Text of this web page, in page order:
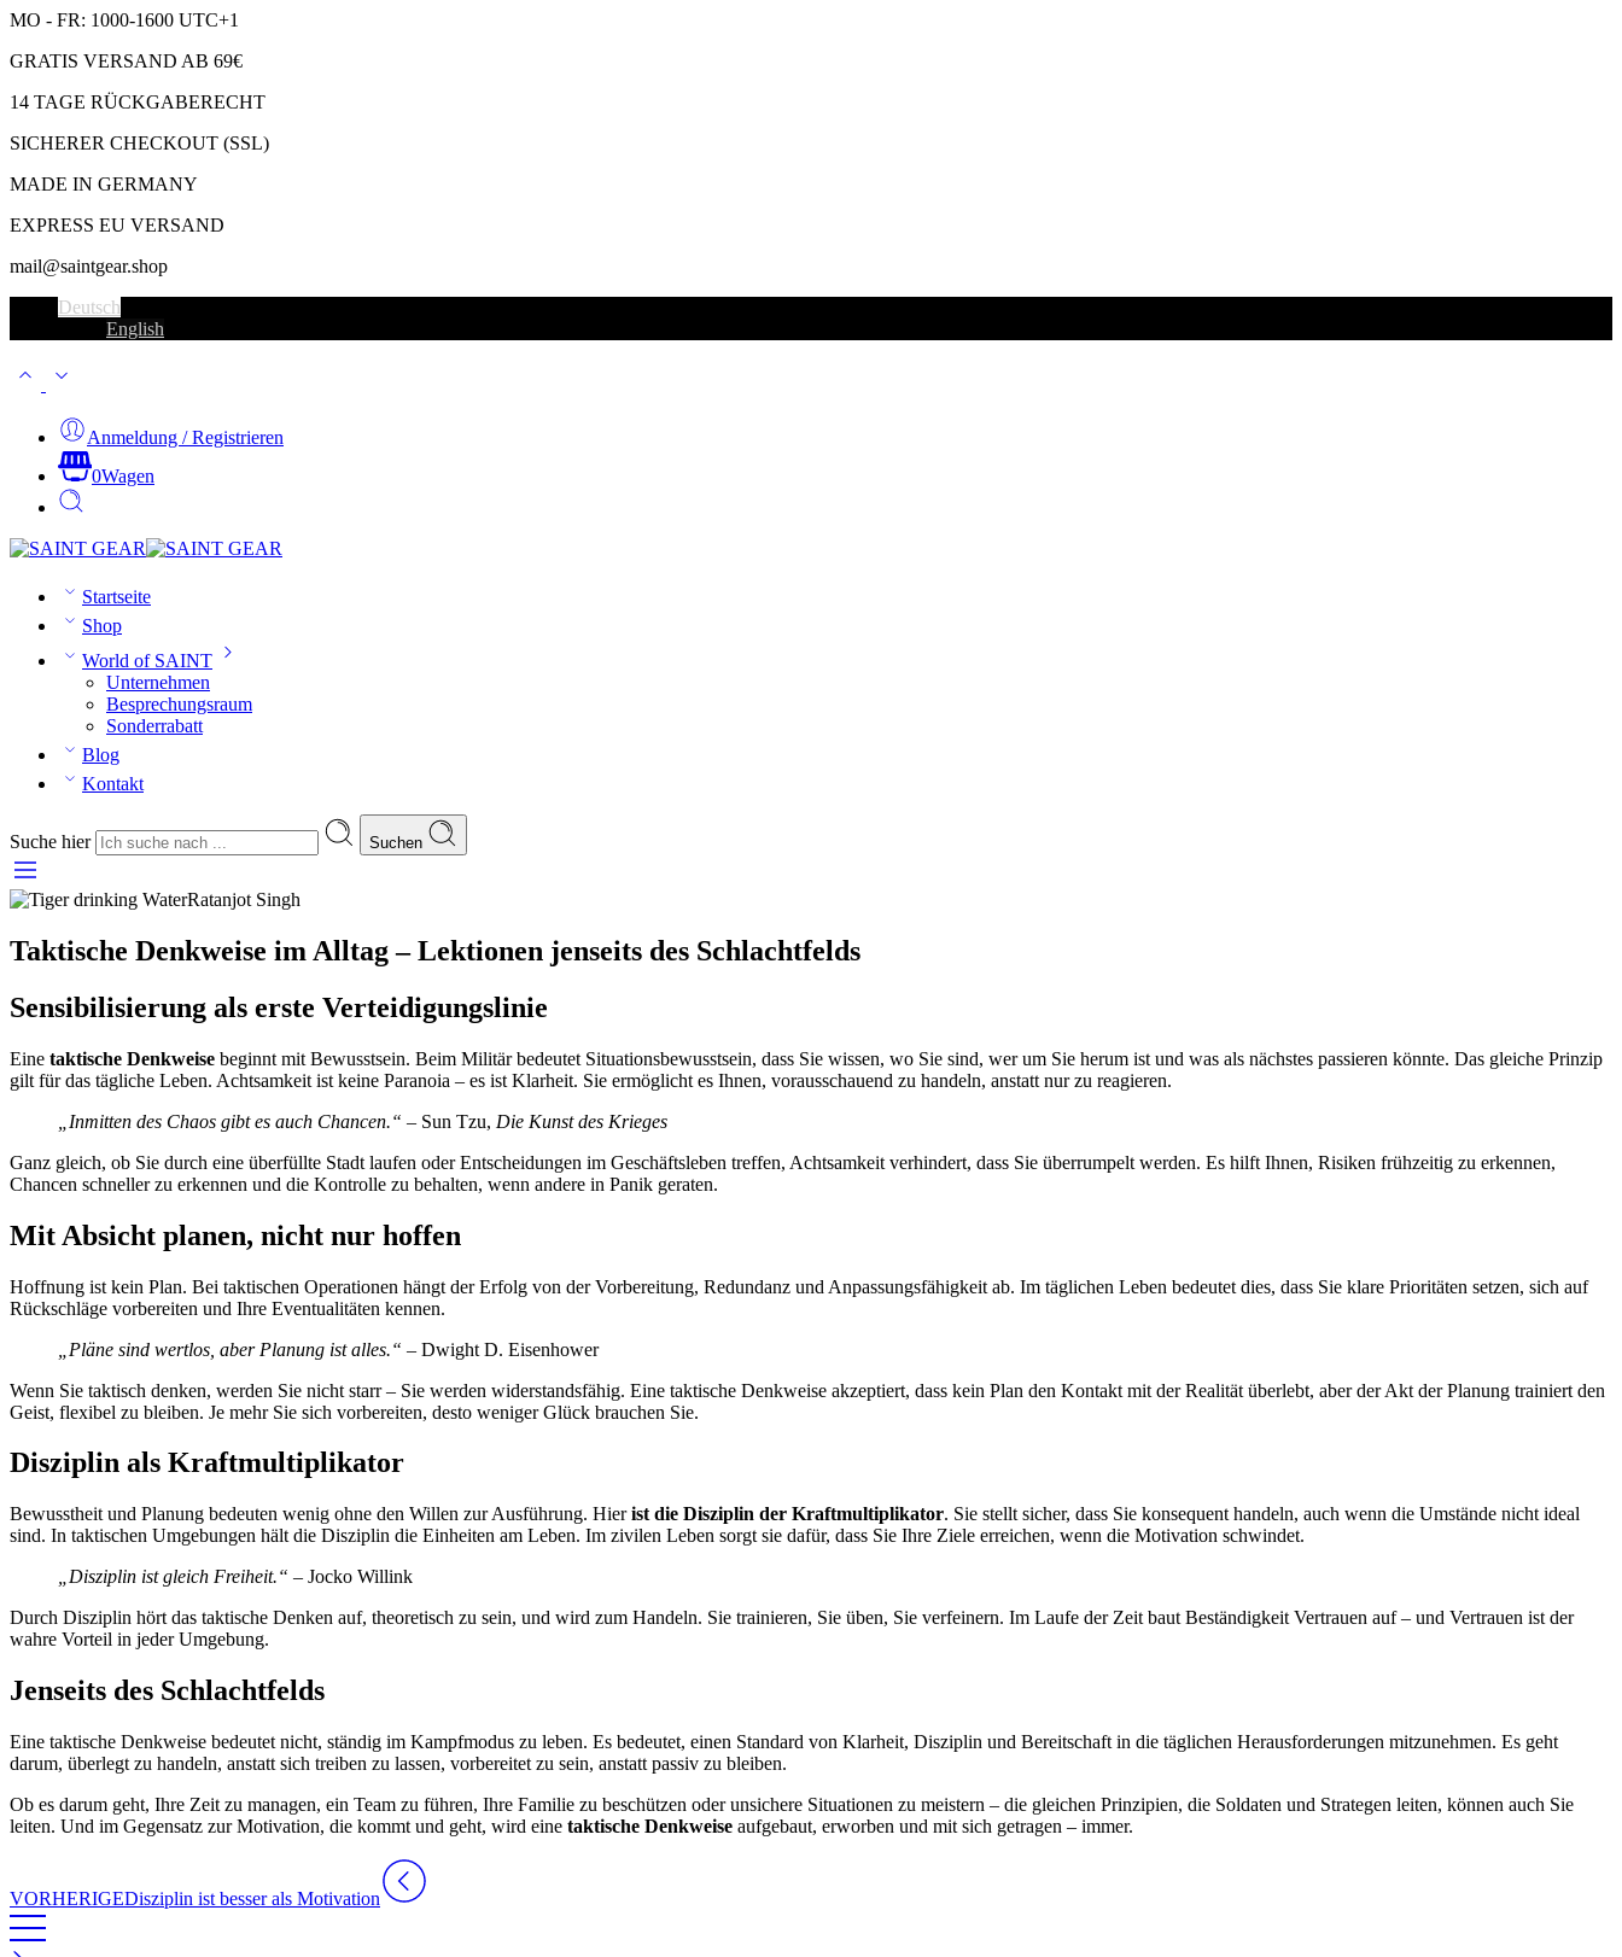
MO - FR: 1000-1600 UTC+1
GRATIS VERSAND AB 69€
14 TAGE RÜCKGABERECHT
SICHERER CHECKOUT (SSL)
MADE IN GERMANY
EXPRESS EU VERSAND
mail@saintgear.shop
Deutsch
English
Anmeldung / Registrieren
0Wagen
Startseite
Shop
World of SAINT
Unternehmen
Besprechungsraum
Sonderrabatt
Blog
Kontakt
Suche hier Suchen
Ratanjot Singh
Taktische Denkweise im Alltag – Lektionen jenseits des Schlachtfelds
Sensibilisierung als erste Verteidigungslinie
Eine taktische Denkweise beginnt mit Bewusstsein. Beim Militär bedeutet Situationsbewusstsein, dass Sie wissen, wo Sie sind, wer um Sie herum ist und was als nächstes passieren könnte. Das gleiche Prinzip
gilt für das tägliche Leben. Achtsamkeit ist keine Paranoia – es ist Klarheit. Sie ermöglicht es Ihnen, vorausschauend zu handeln, anstatt nur zu reagieren.
„Inmitten des Chaos gibt es auch Chancen.“ – Sun Tzu, Die Kunst des Krieges
Ganz gleich, ob Sie durch eine überfüllte Stadt laufen oder Entscheidungen im Geschäftsleben treffen, Achtsamkeit verhindert, dass Sie überrumpelt werden. Es hilft Ihnen, Risiken frühzeitig zu erkennen,
Chancen schneller zu erkennen und die Kontrolle zu behalten, wenn andere in Panik geraten.
Mit Absicht planen, nicht nur hoffen
Hoffnung ist kein Plan. Bei taktischen Operationen hängt der Erfolg von der Vorbereitung, Redundanz und Anpassungsfähigkeit ab. Im täglichen Leben bedeutet dies, dass Sie klare Prioritäten setzen, sich auf
Rückschläge vorbereiten und Ihre Eventualitäten kennen.
„Pläne sind wertlos, aber Planung ist alles.“ – Dwight D. Eisenhower
Wenn Sie taktisch denken, werden Sie nicht starr – Sie werden widerstandsfähig. Eine taktische Denkweise akzeptiert, dass kein Plan den Kontakt mit der Realität überlebt, aber der Akt der Planung trainiert den
Geist, flexibel zu bleiben. Je mehr Sie sich vorbereiten, desto weniger Glück brauchen Sie.
Disziplin als Kraftmultiplikator
Bewusstheit und Planung bedeuten wenig ohne den Willen zur Ausführung. Hierist die Disziplin der Kraftmultiplikator. Sie stellt sicher, dass Sie konsequent handeln, auch wenn die Umstände nicht ideal
sind. In taktischen Umgebungen hält die Disziplin die Einheiten am Leben. Im zivilen Leben sorgt sie dafür, dass Sie Ihre Ziele erreichen, wenn die Motivation schwindet.
„Disziplin ist gleich Freiheit.“ – Jocko Willink
Durch Disziplin hört das taktische Denken auf, theoretisch zu sein, und wird zum Handeln. Sie trainieren, Sie üben, Sie verfeinern. Im Laufe der Zeit baut Beständigkeit Vertrauen auf – und Vertrauen ist der
wahre Vorteil in jeder Umgebung.
Jenseits des Schlachtfelds
Eine taktische Denkweise bedeutet nicht, ständig im Kampfmodus zu leben. Es bedeutet, einen Standard von Klarheit, Disziplin und Bereitschaft in die täglichen Herausforderungen mitzunehmen. Es geht
darum, überlegt zu handeln, anstatt sich treiben zu lassen, vorbereitet zu sein, anstatt passiv zu bleiben.
Ob es darum geht, Ihre Zeit zu managen, ein Team zu führen, Ihre Familie zu beschützen oder unsichere Situationen zu meistern – die gleichen Prinzipien, die Soldaten und Strategen leiten, können auch Sie
leiten. Und im Gegensatz zur Motivation, die kommt und geht, wird eine taktische Denkweise aufgebaut, erworben und mit sich getragen – immer.
VORHERIGEDisziplin ist besser als Motivation